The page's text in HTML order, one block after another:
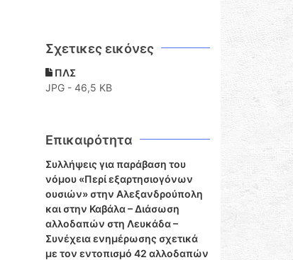
Σχετικες εικόνες
ΠΛΣ
JPG - 46,5 KB
Επικαιρότητα
Συλλήψεις για παράβαση του
νόμου «Περί εξαρτησιογόνων
ουσιών» στην Αλεξανδρούπολη
και στην Καβάλα – Διάσωση
αλλοδαπών στη Λευκάδα –
Συνέχεια ενημέρωσης σχετικά
με τον εντοπισμό 42 αλλοδαπών